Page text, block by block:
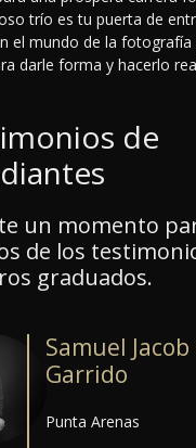
trío es tu puerta de
el mundo de la
darle forma y hacerlo
de
un momento
de los
graduados.
Samuel
Garrido
Punta Arenas